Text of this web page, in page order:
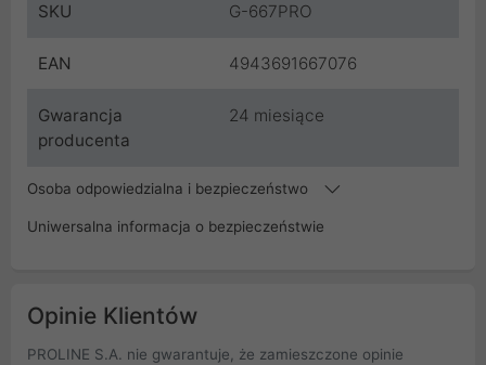
SKU G-667PRO
EAN 4943691667076
Gwarancja
producenta
24 miesiące
Osoba odpowiedzialna i bezpieczeństwo
Uniwersalna informacja o bezpieczeństwie
Opinie Klientów
PROLINE S.A. nie gwarantuje, że zamieszczone opinie